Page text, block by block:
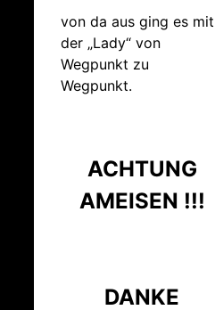
von da aus ging es mit
der „Lady“ von
Wegpunkt zu
Wegpunkt.
ACHTUNG
AMEISEN !!!
DANKE